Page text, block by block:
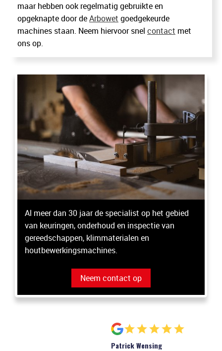
maar hebben ook regelmatig gebruikte en
opgeknapte door deArbowet goedgekeurde
machines staan. Neem hiervoor snel contact met
ons op.
Al meer dan 30 jaar de specialist op het gebied
van keuringen, onderhoud en inspectie van
gereedschappen, klimmaterialen en
houtbewerkingsmachines.
Neem contact op
Patrick Wensing